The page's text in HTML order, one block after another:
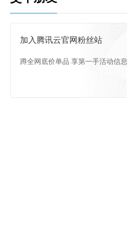
加入腾讯云官网粉丝站
蹲全网底价单品 享第一手活动信息